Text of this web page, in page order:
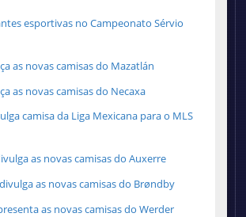
esportivas no Campeonato Sérvio
as novas camisas do Mazatlán
as novas camisas do Necaxa
camisa da Liga Mexicana para o MLS
as novas camisas do Auxerre
as novas camisas do Brøndby
as novas camisas do Werder